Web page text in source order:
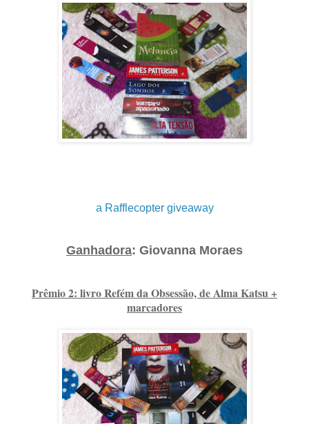
a Rafflecopter giveaway
Ganhadora: Giovanna Moraes
Prêmio 2: livro Refém da Obsessão, de Alma Katsu +
marcadores